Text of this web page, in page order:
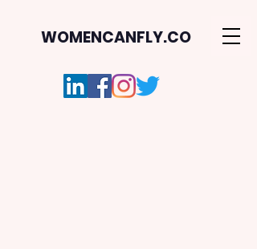
WOMENCANFLY.CO